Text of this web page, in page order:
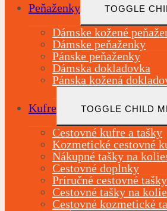
Peňaženky TOGGLE
Dámske kožené
Dámske peňaženky
Pánske peňaženky
Dámska dokladovka
Pánska kožená
Kufre TOGGLE CHILD
Cestovné kufre a tašky
Kozmetické cestovné
Nákupné tašky na
Cestovné doplnky
Príručné cestovné tašky
Cestovné tašky na
Cestovné kozmetické